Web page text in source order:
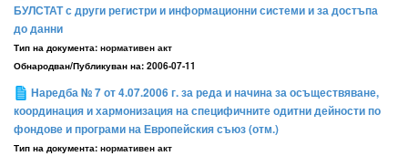
БУЛСТАТ с други регистри и информационни системи и за достъпа
до данни
Тип на документа: нормативен акт
Обнародван/Публикуван на: 2006-07-11
Наредба № 7 от 4.07.2006 г. за реда и начина за осъществяване,
координация и хармонизация на специфичните одитни дейности по
фондове и програми на Европейския съюз (отм.)
Тип на документа: нормативен акт